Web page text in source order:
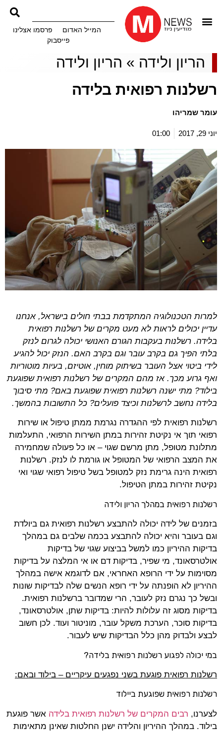
המייל האדום
פרסמו אצלינו
פייסבוק
הריון ולידה » הריון ולידה
רשלנות רפואית בלידה
עומר שמריהו
יוני 29, 2017 01:00
למרות הטכנולוגיה המתקדמת בבתי חולים בישראל, אנחנו
עדיין יכולים לראות לא מעט מקרים של רשלנות רפואית
בלידה. רשלנות בעקבות הגורם האנושי יכולה לגרום לנזק
בלתי הפיך גם בקרב עובר וגם בקרב האם. הנזק יכול להגיע
לידי ביטוי אצל העובר בשיתוק מוחין, אוטיזם, בעיות מוטוריות
ואף גרוע מכך. אז מהם המקרים של רשלנות רפואית שפוגעת
בילוד? מתי ישנה רשלנות רפואית שפוגעת באם? מתי סיבוך
בלידה נחשב לרשלנות וכיצד פועלים? כל התשובות בהמשך.
רשלנות רפואית לפי ההגדרה נגרמת ממתן טיפול או שירות
רפואי תוך אי נקיטת זהירות במתן השירות הרפואי, התעלמות
מתלונת מטופל, מתן מרשם שגוי – או כל פעולה שמחמירה
את המצב הרפואי של המטופל או גורמת לו לנזק. רשלנות
רפואית הינה גרימת נזק למטופל בשל טיפול רפואי שגוי ואי
נקיטת זהירות במתן הטיפול.
רשלנות רפואית במהלך הריון ולידה
בזמנים של לידה יכולה להתבצע רשלנות רפואית גם ביולדת
וגם בעובר והיא יכולה להתבצע בכמה שלבים גם במהלך
בדיקות ההיריון כמו למשל בביצוע שגוי של בדיקות
אולטרסאונד, מי שפיר, בדיקות דם או אי המלצה על בדיקות
מסוימות על ידי הרופא האחראי, אם לדוגמא אישה במהלך
ההיריון לא הופנתה על ידי רופא הנשים שלה לבדיקות שונות
ובשל כך נגרם נזק לעובר, הרי שמדובר ברשלנות רפואית.
בדיקות מסוג זה עלולות להיות: בדיקות שתן, אולטרסאונד,
בדיקות סוכר, הערכת משקל עובר, מוניטור ועוד. לכן חשוב
לבצע ולבדוק מהן כלל הבדיקות שיש לעבור.
במי יכולה לפגוע רשלנות רפואית בלידה?
רשלנות רפואית פוגעת בשני נפגעים עיקריים – בילוד ובאם:
רשלנות רפואית שפוגעת ביילוד
לצערנו, רבים המקרים של רשלנות רפואית בלידהאשר פוגעת
בילוד. במהלך ההיריון והלידה ישנן החלטות שאינן מתאימות